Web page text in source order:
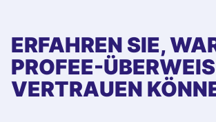
ERFAHREN SIE,
PROFEE-
VERTRAUEN